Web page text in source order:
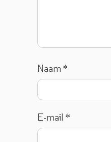
Naam*
E-mail*